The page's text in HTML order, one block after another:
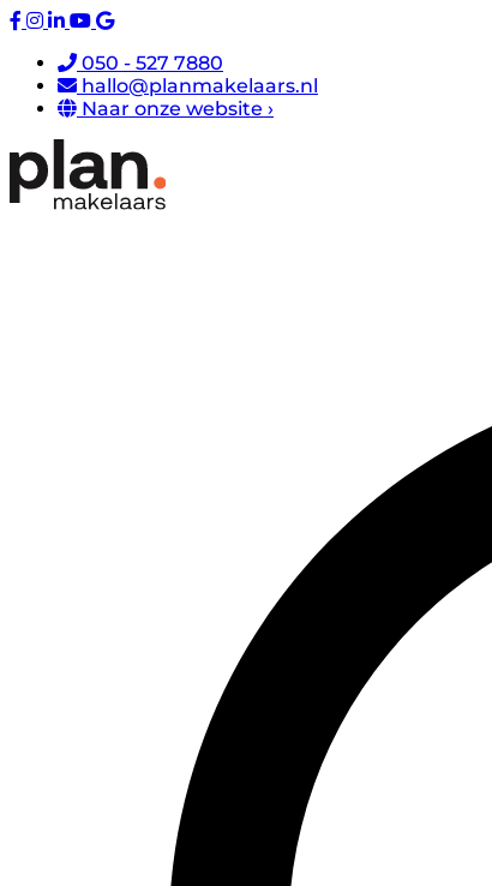
050 - 527 7880
hallo@planmakelaars.nl
Naar onze website ›